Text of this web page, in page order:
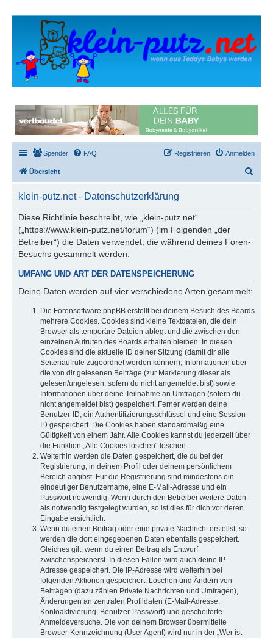
Spender FAQ Anmelden
Registrieren
Übersicht
klein-putz.net - Datenschutzerklärung
Diese Richtlinie beschreibt, wie „klein-putz.net“
(„https://www.klein-putz.net/forum“) (im Folgenden „der
Betreiber“) die Daten verwendet, die während deines Foren-
Besuchs gesammelt werden.
UMFANG UND ART DER DATENSPEICHERUNG
Deine Daten werden auf vier verschiedene Arten gesammelt:
Die Forensoftware phpBB erstellt bei deinem Besuch des Boards
mehrere Cookies. Cookies sind kleine Textdateien, die dein
Browser als temporäre Dateien ablegt und die zwischen den
einzelnen Aufrufen des Boards erhalten bleiben. In diesen
Cookies sind die aktuelle ID deiner Sitzung (damit dir alle
Seitenaufrufe zugeordnet werden können), Informationen über
die von dir gelesenen Beiträge (zur Markierung dieser als
gelesen/ungelesen; sofern du nicht angemeldet bist) sowie
Informationen über deine Teilnahme an Umfragen (sofern du
nicht angemeldet bist) gespeichert. Ferner werden deine
Benutzer-ID, ein Authentifizierungsschlüssel und eine Session-
ID gespeichert. Die Cookies haben standardmäßig eine
Gültigkeit von einem Jahr. Alle Cookies kannst du jederzeit über
die Funktion „Alle Cookies löschen“ löschen.
Weiterhin werden die Daten gespeichert, die du bei der
Registrierung, in deinem Profil oder deinem persönlichem
Bereich angibst. Für die Registrierung sind mindestens ein
eindeutiger Benutzername, eine E-Mail-Adresse und ein
Passwort notwendig. Wenn durch den Betreiber weitere Daten
als notwendig festgelegt wurden, so ist dies für dich vor deren
Eingabe ersichtlich.
Wenn du einen Beitrag oder eine private Nachricht erstellst, so
werden die dort eingegebenen Daten ebenfalls gespeichert.
Gleiches gilt, wenn du einen Beitrag als Entwurf
zwischenspeicherst. In diesen Fällen wird auch deine IP-
Adresse gespeichert. Die IP-Adresse wird weiterhin bei
folgenden Aktionen gespeichert: Löschen und Ändern von
Beiträgen (dazu zählen Private Nachrichten und Umfragen),
Änderungen an zentralen Profildaten (E-Mail-Adresse,
Kontoaktivierung, Benutzer-Passwort) und gescheiterte
Anmeldeversuche. Die von deinem Browser übermittelte
Browser-Kennzeichnung (User Agent) wird nur in der „Wer ist